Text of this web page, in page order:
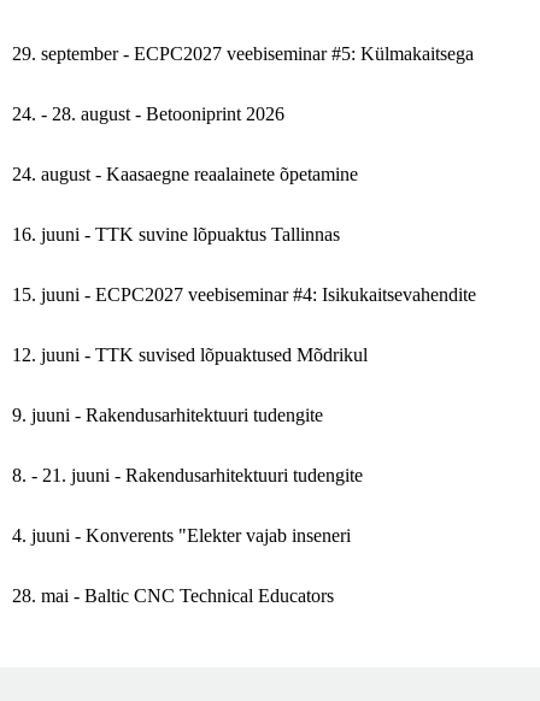
29. september - ECPC2027 veebiseminar #5: Külmakaitsega
24. - 28. august - Betooniprint 2026
24. august - Kaasaegne reaalainete õpetamine
16. juuni - TTK suvine lõpuaktus Tallinnas
15. juuni - ECPC2027 veebiseminar #4: Isikukaitsevahendite
12. juuni - TTK suvised lõpuaktused Mõdrikul
9. juuni - Rakendusarhitektuuri tudengite
8. - 21. juuni - Rakendusarhitektuuri tudengite
4. juuni - Konverents "Elekter vajab inseneri
28. mai - Baltic CNC Technical Educators